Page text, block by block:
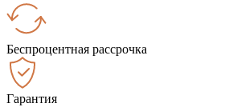
Беспроцентная рассрочка
Гарантия